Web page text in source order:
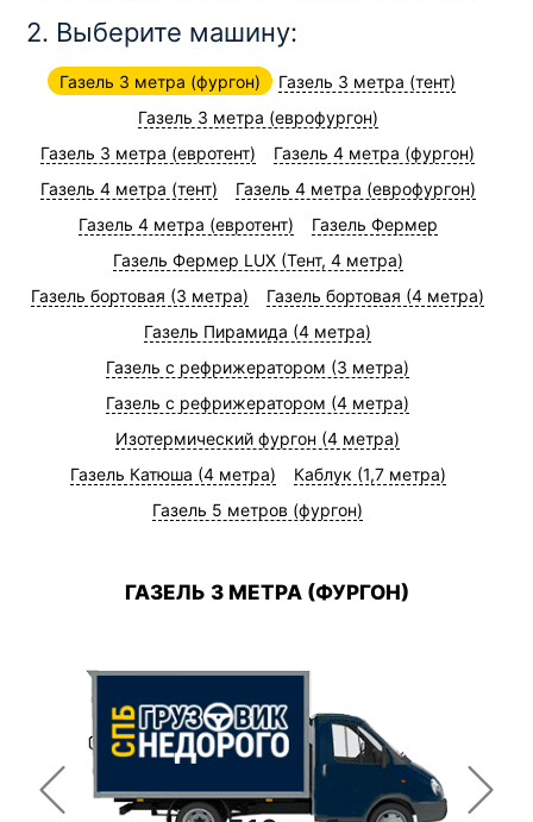
2. Выберите машину:
Газель 3 метра (фургон)
Газель 3 метра (тент)
Газель 3 метра (еврофургон)
Газель 3 метра (евротент)
Газель 4 метра (фургон)
Газель 4 метра (тент)
Газель 4 метра (еврофургон)
Газель 4 метра (евротент)
Газель Фермер
Газель Фермер LUX (Тент, 4 метра)
Газель бортовая (3 метра)
Газель бортовая (4 метра)
Газель Пирамида (4 метра)
Газель с рефрижератором (3 метра)
Газель с рефрижератором (4 метра)
Изотермический фургон (4 метра)
Газель Катюша (4 метра)
Каблук (1,7 метра)
Газель 5 метров (фургон)
ГАЗЕЛЬ 3 МЕТРА (ФУРГОН)